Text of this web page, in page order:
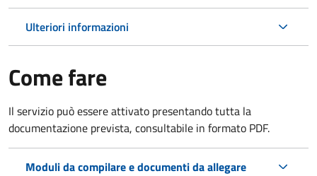
Ulteriori informazioni
Come fare
Il servizio può essere attivato presentando tutta la
documentazione prevista, consultabile in formato PDF.
Moduli da compilare e documenti da allegare